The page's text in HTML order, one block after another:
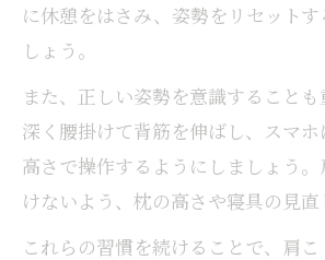
に休憩をはさみ、姿勢をリセット
しょう。
また、正しい姿勢を意識すること
深く腰掛けて背筋を伸ばし、スマ
高さで操作するようにしましょう
けないよう、枕の高さや寝具の見直
これらの習慣を続けることで、肩